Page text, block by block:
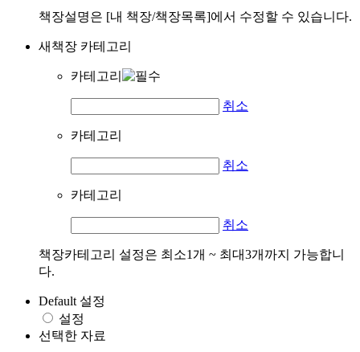
책장설명은 [내 책장/책장목록]에서 수정할 수 있습니다.
새책장 카테고리
카테고리
취소
카테고리
취소
카테고리
취소
책장카테고리 설정은 최소1개 ~ 최대3개까지 가능합니
다.
Default 설정
설정
선택한 자료